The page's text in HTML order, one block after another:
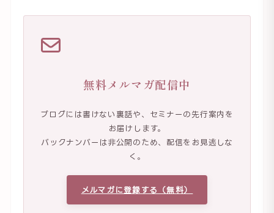
無料メルマガ配信中
ブログには書けない裏話や、セミナーの先行案内を
お届けします。
バックナンバーは非公開のため、配信をお見逃しな
く。
メルマガに登録する（無料）